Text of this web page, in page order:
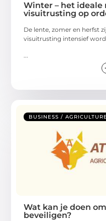
Winter – het ideale
visuitrusting op
De lente, zomer en herfst
visuitrusting intensief
BUSINESS /
Wat kan je doen
beveiligen?